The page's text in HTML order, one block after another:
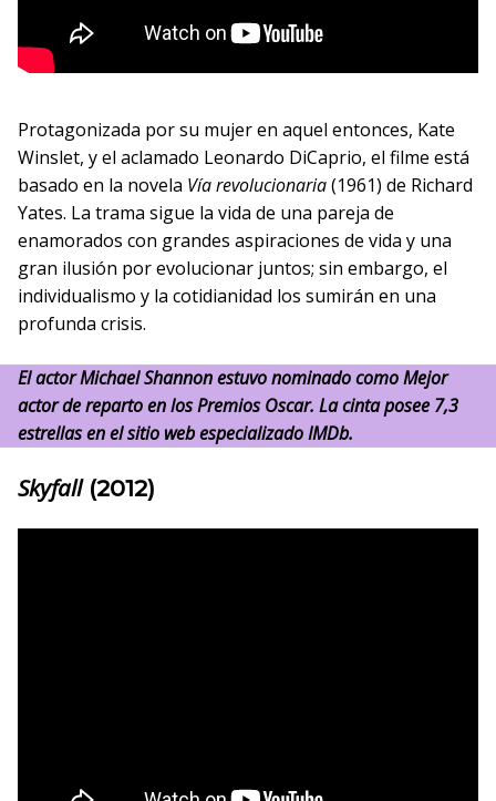
Protagonizada por su mujer en aquel entonces, Kate
Winslet, y el aclamado Leonardo DiCaprio, el filme está
basado en la novela Vía revolucionaria(1961) de Richard
Yates. La trama sigue la vida de una pareja de
enamorados con grandes aspiraciones de vida y una
gran ilusión por evolucionar juntos; sin embargo, el
individualismo y la cotidianidad los sumirán en una
profunda crisis.
El actor Michael Shannon estuvo nominado como Mejor
actor de reparto en los Premios Oscar. La cinta posee 7,3
estrellas en el sitio web especializado IMDb.
Skyfall(2012)